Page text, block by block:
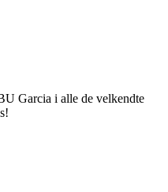
Garcia i alle de velkendte